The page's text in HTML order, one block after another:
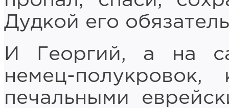
Дудкой его
И Георгий, а на
немец-
печальными